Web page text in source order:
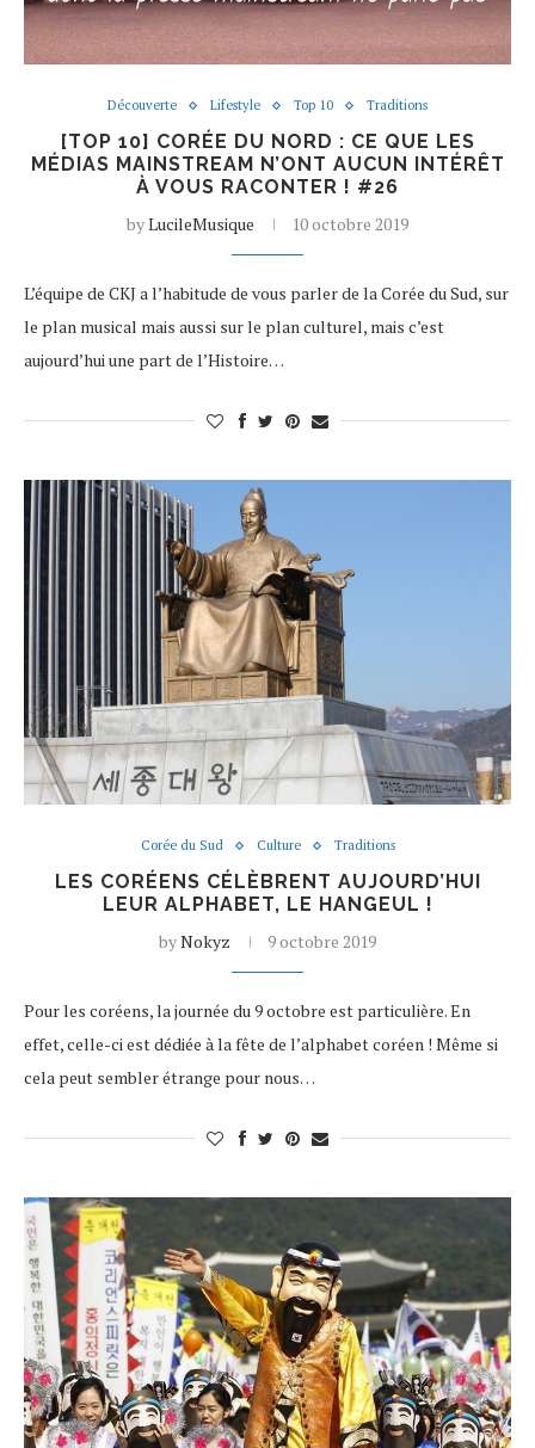
Découverte Lifestyle Top 10 Traditions
[TOP 10] CORÉE DU NORD : CE QUE LES
MÉDIAS MAINSTREAM N’ONT AUCUN INTÉRÊT
À VOUS RACONTER ! #26
byLucileMusique 10 octobre 2019
L’équipe de CKJ a l’habitude de vous parler de la Corée du Sud, sur
le plan musical mais aussi sur le plan culturel, mais c’est
aujourd’hui une part de l’Histoire…
Corée du Sud Culture Traditions
LES CORÉENS CÉLÈBRENT AUJOURD’HUI
LEUR ALPHABET, LE HANGEUL !
byNokyz 9 octobre 2019
Pour les coréens, la journée du 9 octobre est particulière. En
effet, celle-ci est dédiée à la fête de l’alphabet coréen ! Même si
cela peut sembler étrange pour nous…